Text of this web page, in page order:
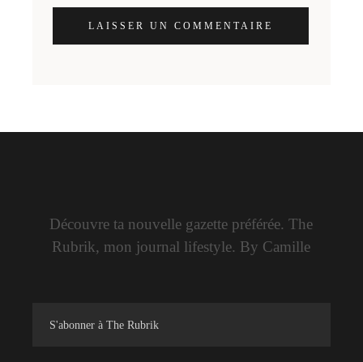
LAISSER UN COMMENTAIRE
Découvre ta nouvelle gazette préférée. The
Rubrik, mon journal lifestyle. By Camille